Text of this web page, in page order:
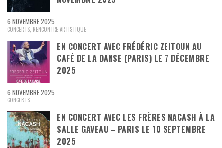
6 NOVEMBRE 2025
CONCERTS RENCONTRE ARTISTIQUE
EN CONCERT AVEC FRÉDÉRIC ZEITOUN AU
CAFÉ DE LA DANSE (PARIS) LE 7 DÉCEMBRE
2025
6 NOVEMBRE 2025
CONCERTS
EN CONCERT AVEC LES FRÈRES NACASH À LA
SALLE GAVEAU – PARIS LE 10 SEPTEMBRE
2025